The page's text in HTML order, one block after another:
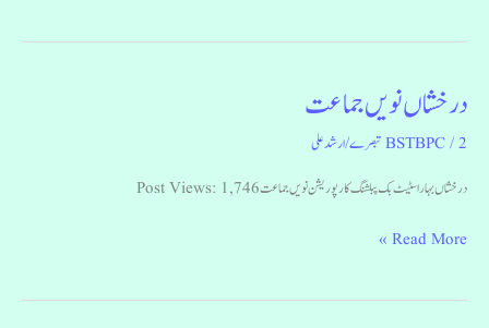
درخشاں نویں جماعت
BSTBPC/2 تبصرے /ارشد علی
درخشاں بہار اسٹیٹ بک پبلشنگ کارپوریشن نویں جماعت Post Views: 1,746
درخشاں
جماعت
Read More »